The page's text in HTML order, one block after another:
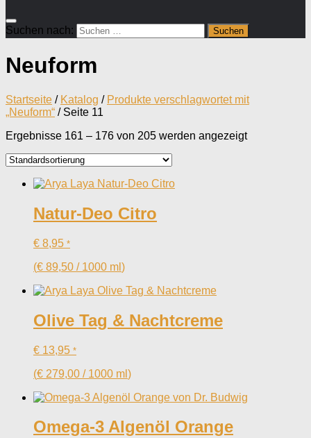
Suchen nach:
Neuform
Startseite / Katalog / Produkte verschlagwortet mit
„Neuform“ / Seite 11
Ergebnisse 161 – 176 von 205 werden angezeigt
Natur-Deo Citro
€ 8,95 *
(€ 89,50 / 1000 ml )
Olive Tag & Nachtcreme
€ 13,95 *
(€ 279,00 / 1000 ml )
Omega-3 Algenöl Orange